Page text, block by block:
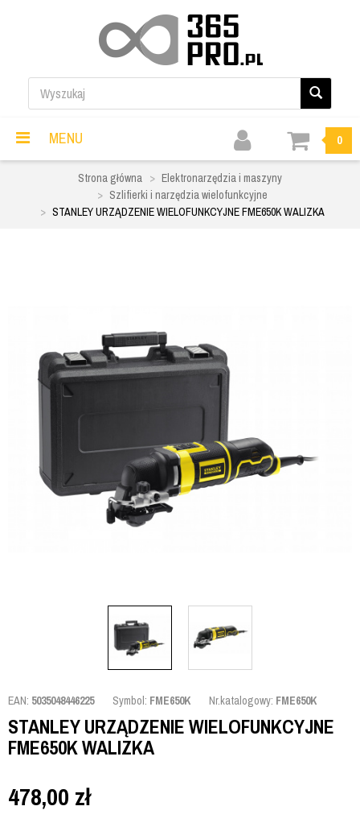
MENU 0
Strona główna
Elektronarzędzia i maszyny
Szlifierki i narzędzia wielofunkcyjne
STANLEY URZĄDZENIE WIELOFUNKCYJNE FME650K WALIZKA
EAN: 5035048446225 Symbol: FME650K Nr.katalogowy: FME650K
STANLEY URZĄDZENIE WIELOFUNKCYJNE
FME650K WALIZKA
478,00 zł